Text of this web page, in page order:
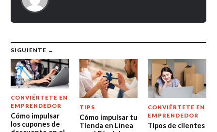
SIGUIENTE →
CONVIÉRTETE EN
EMPRENDEDOR
Cómo impulsar
los cupones de
TIPS
Cómo impulsar tu
Tienda en Línea
CONVIÉRTETE EN
EMPRENDEDOR
Tipos de clientes